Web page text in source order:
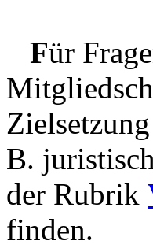
Für
B.
der Rubrik
finden.